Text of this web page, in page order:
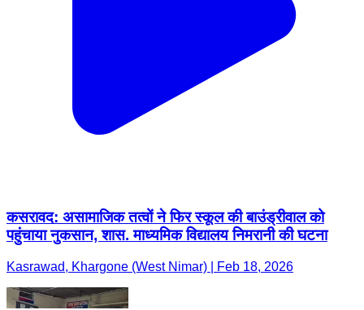
कसरावद: असामाजिक तत्वों ने फिर स्कूल की बाउंड्रीवाल को
पहुंचाया नुकसान, शास. माध्यमिक विद्यालय निमरानी की घटना
Kasrawad, Khargone (West Nimar) | Feb 18, 2026